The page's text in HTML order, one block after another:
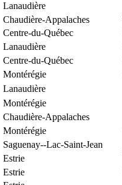
Lanaudière
Chaudière-Appalaches
Centre-du-Québec
Lanaudière
Centre-du-Québec
Montérégie
Lanaudière
Montérégie
Chaudière-Appalaches
Montérégie
Saguenay--Lac-Saint-Jean
Estrie
Estrie